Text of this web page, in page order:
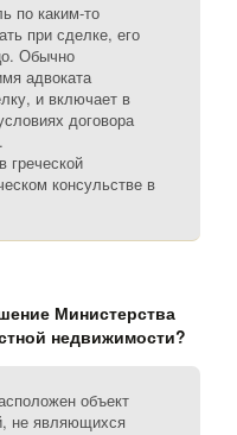
по каким-то
при сделке, его
Обычно
адвоката
и включает в
договора
греческой
консульстве в
Министерства
недвижимости?
объект
не являющихся